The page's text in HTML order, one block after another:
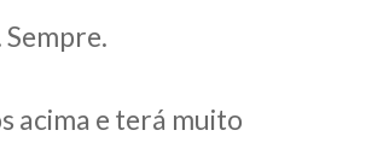
acima e terá muito